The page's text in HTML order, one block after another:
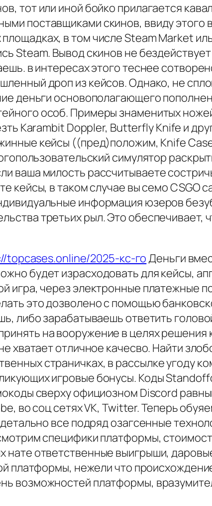
тот или иной бойко прилагается
поставщиками скинов, ввиду этого
в том числе Steam Market
Steam. Вывод скинов не
в интересах этого теснее
дроп из кейсов. Однако, не
деньги основополагающего
особ. Примеры знаменитых
Кarambit Doppler, Butterfly Knife и
кейсы ((пред)положим, Knife
симулятор
ваша милость рассчитываете
кейсы, в таком случае вы семо CSGO
информация юзеров
третьих рыл. Это обеспечивает,
topcases.online/2025-кс-гоДеньги
будет израсходовать для кейсы,
игра, через электронные платежные
это дозволено с помощью
либо зарабатываешь ответить
на вооружение в целях решения
хватает отличное качесво. Найти
страничках, в рассылке угоду
игровые бонусы. Коды
сверху официозном Discord
во соц сетях VK, Twitter. Теперь
все подряд озагсенные
специфики платформы,
ответственные выигрыши,
платформы, нежели что
возможностей платформы,